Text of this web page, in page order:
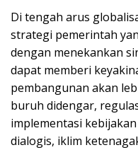
Di tengah arus
strategi pemerintah
dengan menekankan
dapat memberi
pembangunan akan
buruh didengar,
implementasi
dialogis, iklim